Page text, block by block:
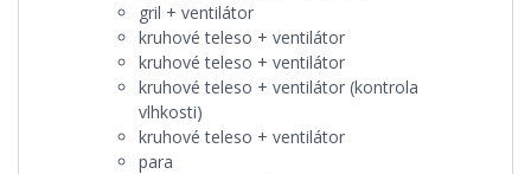
gril + ventilátor
kruhové teleso + ventilátor
kruhové teleso + ventilátor
kruhové teleso + ventilátor (kontrola
vlhkosti)
kruhové teleso + ventilátor
para